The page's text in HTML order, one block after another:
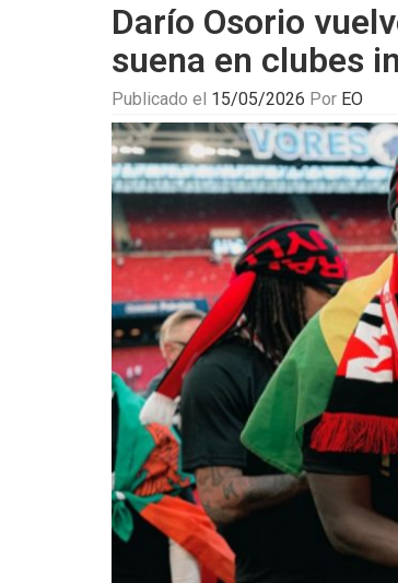
Darío Osorio
suena en clubes
Publicado el 15/05/2026 Por EO